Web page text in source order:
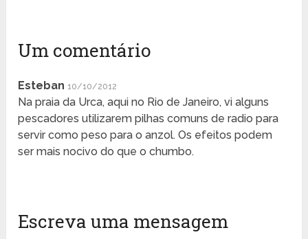
Um comentário
Esteban 10/10/2012
Na praia da Urca, aqui no Rio de Janeiro, vi alguns
pescadores utilizarem pilhas comuns de radio para
servir como peso para o anzol. Os efeitos podem
ser mais nocivo do que o chumbo.
Escreva uma mensagem